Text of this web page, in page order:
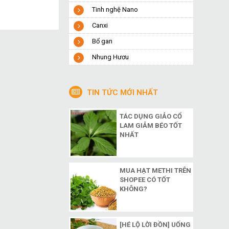
Tinh nghệ Nano
Canxi
Bổ gan
Nhung Hươu
TIN TỨC MỚI NHẤT
TÁC DỤNG GIẢO CỔ
LAM GIẢM BÉO TỐT
NHẤT
MUA HẠT METHI TRÊN
SHOPEE CÓ TỐT
KHÔNG?
[HÉ LỘ LỜI ĐỒN] UỐNG